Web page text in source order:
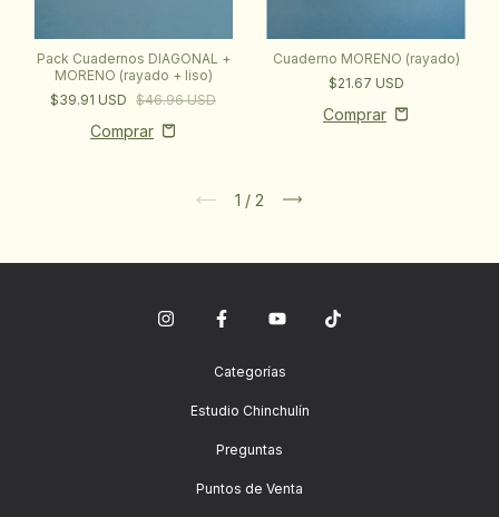
Pack Cuadernos DIAGONAL +
MORENO (rayado + liso)
$39.91 USD $46.96 USD
Cuaderno MORENO (rayado)
$21.67 USD
1 / 2
Categorías
Estudio Chinchulín
Preguntas
Puntos de Venta